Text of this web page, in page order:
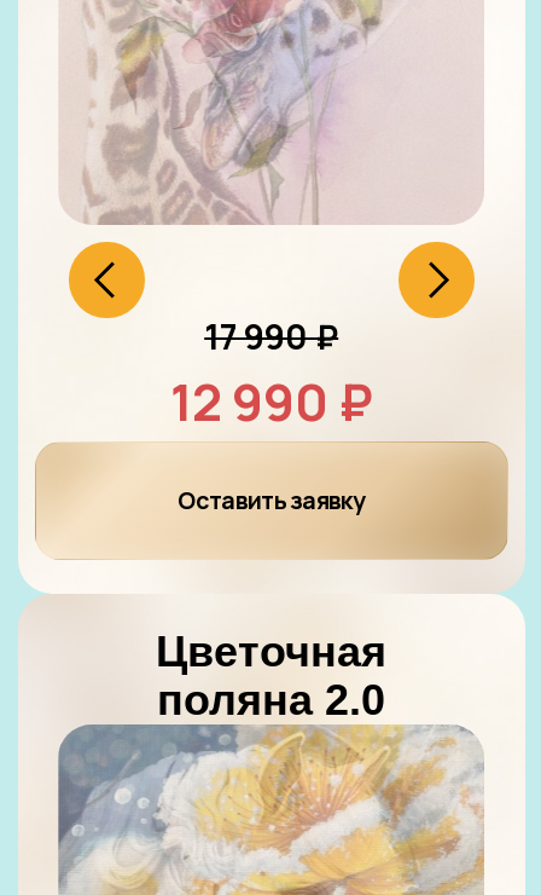
19 990 ₽
Художник
интерьерной
живописи